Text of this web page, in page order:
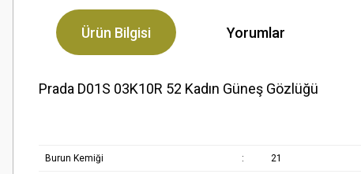
Ürün Bilgisi Yorumlar
Prada D01S 03K10R 52 Kadın Güneş Gözlüğü
Burun Kemiği : 21